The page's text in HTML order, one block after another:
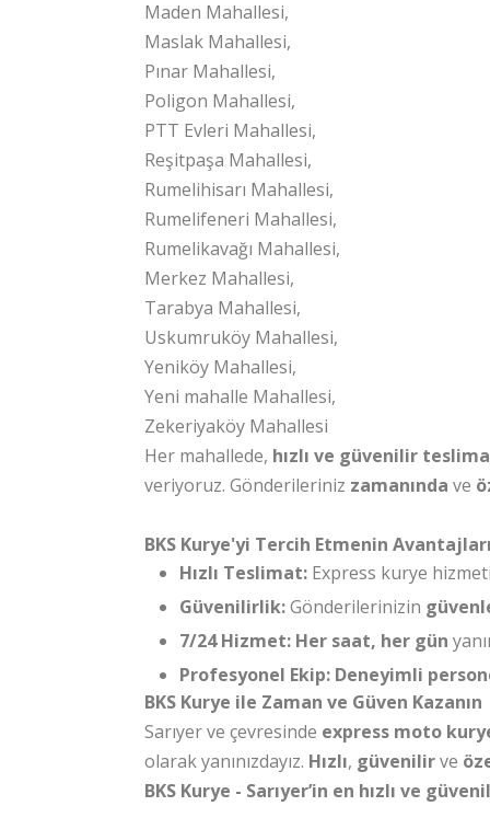
Maden Mahallesi,
Maslak Mahallesi,
Pınar Mahallesi,
Poligon Mahallesi,
PTT Evleri Mahallesi,
Reşitpaşa Mahallesi,
Rumelihisarı Mahallesi,
Rumelifeneri Mahallesi,
Rumelikavağı Mahallesi,
Merkez Mahallesi,
Tarabya Mahallesi,
Uskumruköy Mahallesi,
Yeniköy Mahallesi,
Yeni mahalle Mahallesi,
Zekeriyaköy Mahallesi
Her mahallede, hızlı ve güvenilir
veriyoruz. Gönderileriniz zamanında ve
BKS Kurye'yi Tercih Etmenin Avantajları
Hızlı Teslimat: Express kurye
Güvenilirlik:Gönderilerinizin
7/24 Hizmet: Her saat, her gün
Profesyonel Ekip: Deneyimli
BKS Kurye ile Zaman ve Güven Kazanın
Sarıyer ve çevresinde express moto
olarak yanınızdayız. Hızlı, güvenilirve
BKS Kurye - Sarıyer’in en hızlı ve